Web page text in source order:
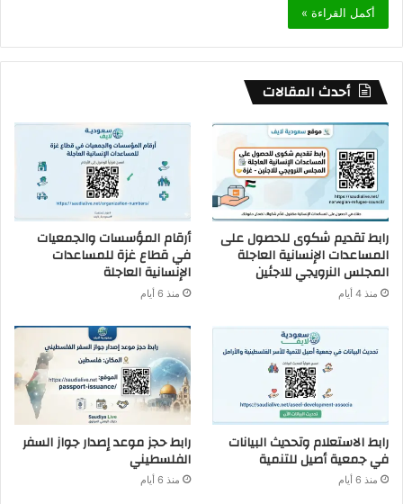
أكمل القراءة »
أحدث المقالات
رابط تقديم شكوى للحصول على
المساعدات الإنسانية العاجلة
المجلس النرويجي للاجئين
منذ 4 أيام
أرقام المؤسسات والجمعيات
في قطاع غزة للمساعدات
الإنسانية العاجلة
منذ 6 أيام
رابط الاستعلام وتحديث البيانات
في جمعية أصيل للتنمية
منذ 6 أيام
رابط حجز موعد إصدار جواز السفر
الفلسطيني
منذ 6 أيام